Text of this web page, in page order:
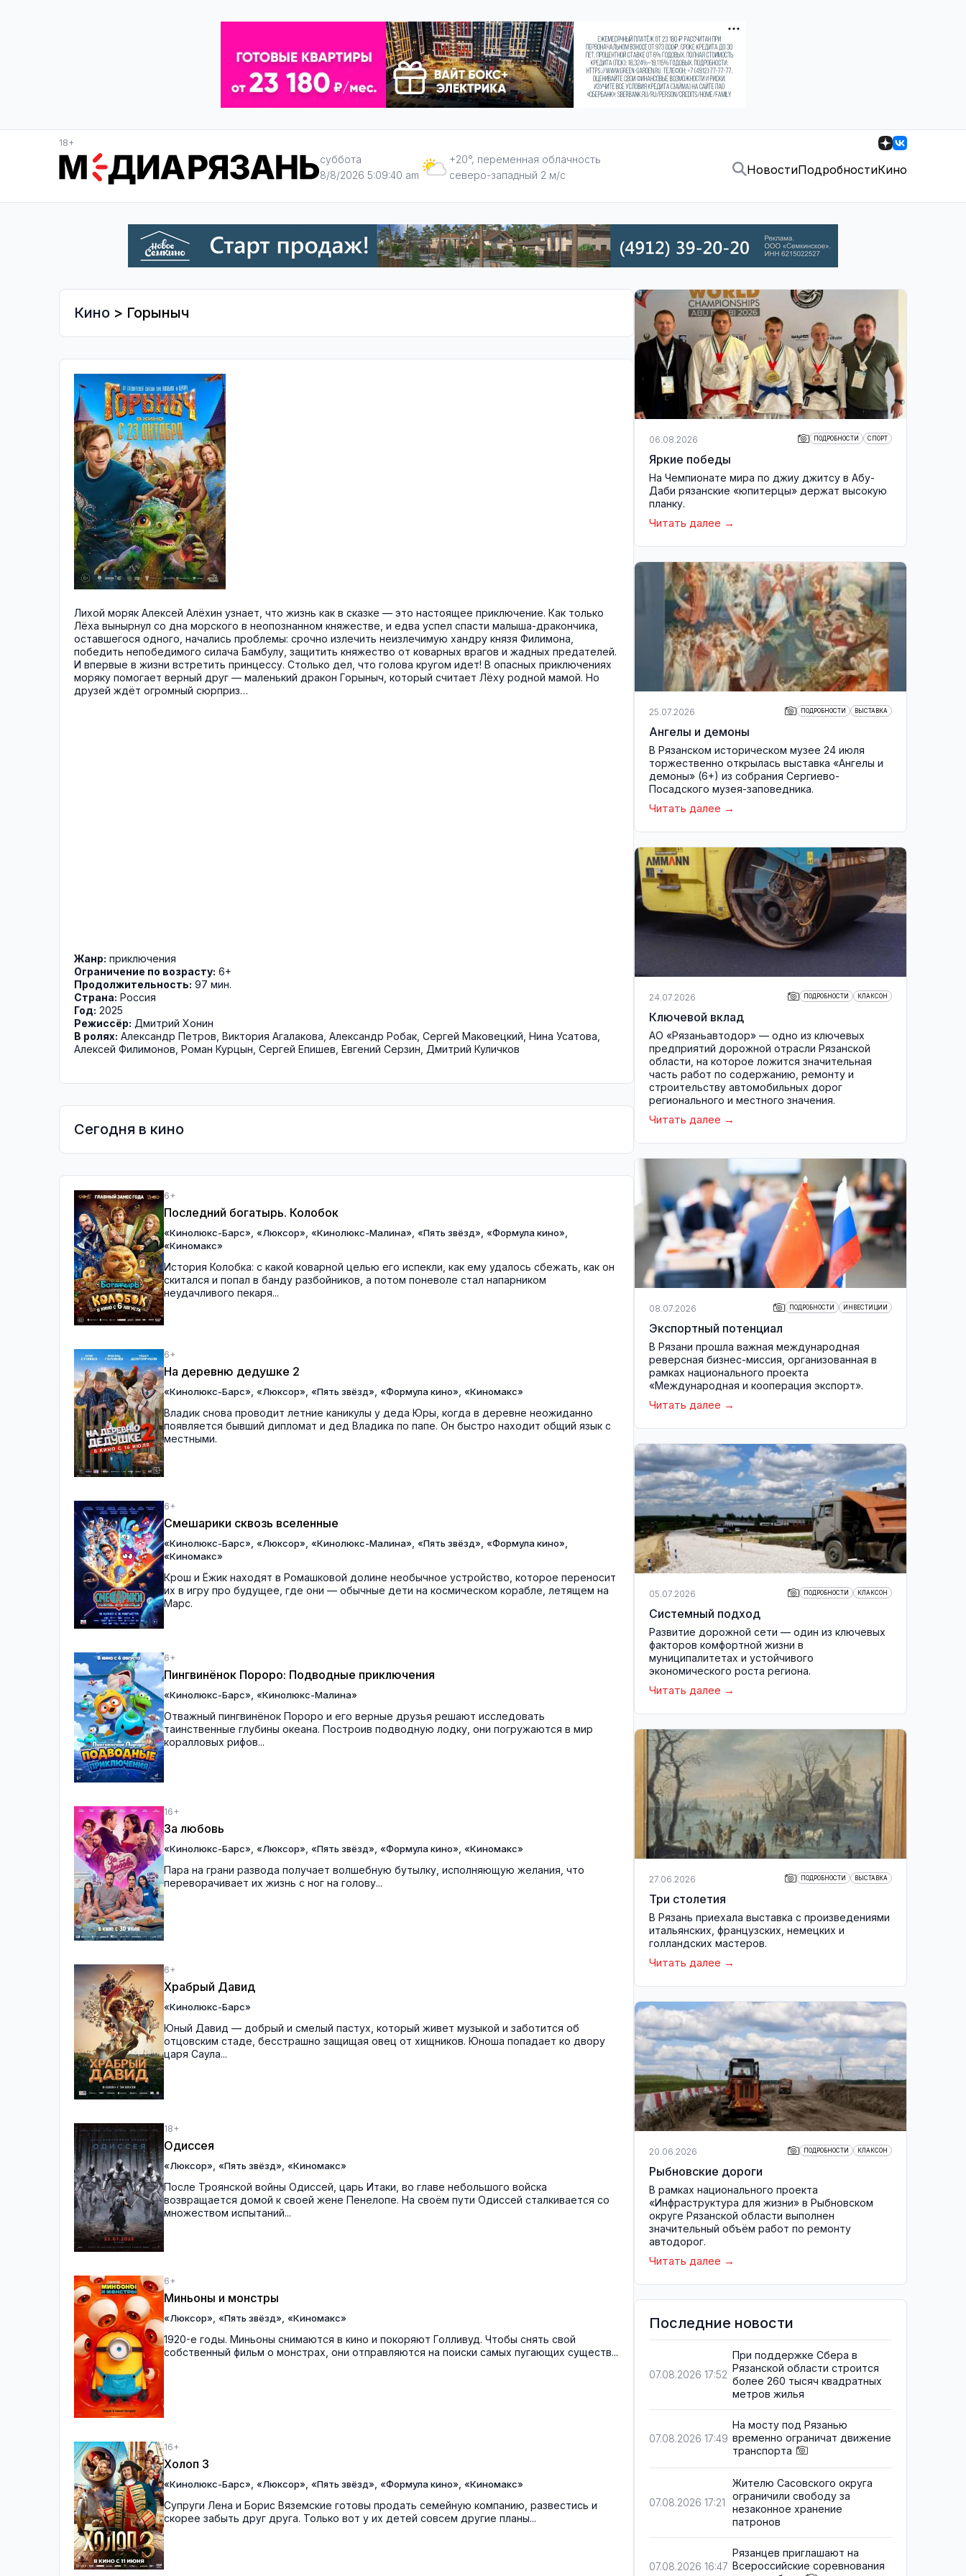
18+
суббота
8/8/2026 5:09:41 am
+20°, переменная облачность
северо-западный 2 м/с
НовостиПодробностиКино
Кино > Горыныч
Лихой моряк Алексей Алёхин узнает, что жизнь как в сказке — это настоящее приключение. Как только
Лёха вынырнул со дна морского в неопознанном княжестве, и едва успел спасти малыша-дракончика,
оставшегося одного, начались проблемы: срочно излечить неизлечимую хандру князя Филимона,
победить непобедимого силача Бамбулу, защитить княжество от коварных врагов и жадных предателей.
И впервые в жизни встретить принцессу. Столько дел, что голова кругом идет! В опасных приключениях
моряку помогает верный друг — маленький дракон Горыныч, который считает Лёху родной мамой. Но
друзей ждёт огромный сюрприз…
Жанр: приключения
Ограничение по возрасту: 6+
Продолжительность: 97 мин.
Страна: Россия
Год: 2025
Режиссёр: Дмитрий Хонин
В ролях: Александр Петров Виктория Агалакова Александр Робак Сергей Маковецкий Нина Усатова
Алексей Филимонов Роман Курцын Сергей Епишев Евгений Серзин Дмитрий Куличков
Сегодня в кино
6+
Последний богатырь. Колобок
«Кинолюкс-Барс» «Люксор» «Кинолюкс-Малина» «Пять звёзд» «Формула кино»
«Киномакс»
История Колобка: с какой коварной целью его испекли, как ему удалось сбежать, как он
скитался и попал в банду разбойников, а потом поневоле стал напарником
неудачливого пекаря...
6+
На деревню дедушке 2
«Кинолюкс-Барс» «Люксор» «Пять звёзд» «Формула кино» «Киномакс»
Владик снова проводит летние каникулы у деда Юры, когда в деревне неожиданно
появляется бывший дипломат и дед Владика по папе. Он быстро находит общий язык с
местными.
6+
Смешарики сквозь вселенные
«Кинолюкс-Барс» «Люксор» «Кинолюкс-Малина» «Пять звёзд» «Формула кино»
«Киномакс»
Крош и Ёжик находят в Ромашковой долине необычное устройство, которое переносит
их в игру про будущее, где они — обычные дети на космическом корабле, летящем на
Марс.
6+
Пингвинёнок Пороро: Подводные приключения
«Кинолюкс-Барс» «Кинолюкс-Малина»
Отважный пингвинёнок Пороро и его верные друзья решают исследовать
таинственные глубины океана. Построив подводную лодку, они погружаются в мир
коралловых рифов...
16+
За любовь
«Кинолюкс-Барс» «Люксор» «Пять звёзд» «Формула кино» «Киномакс»
Пара на грани развода получает волшебную бутылку, исполняющую желания, что
переворачивает их жизнь с ног на голову...
6+
Храбрый Давид
«Кинолюкс-Барс»
Юный Давид — добрый и смелый пастух, который живет музыкой и заботится об
отцовским стаде, бесстрашно защищая овец от хищников. Юноша попадает ко двору
царя Саула...
18+
Одиссея
«Люксор» «Пять звёзд» «Киномакс»
После Троянской войны Одиссей, царь Итаки, во главе небольшого войска
возвращается домой к своей жене Пенелопе. На своём пути Одиссей сталкивается со
множеством испытаний...
6+
Миньоны и монстры
«Люксор» «Пять звёзд» «Киномакс»
1920-е годы. Миньоны снимаются в кино и покоряют Голливуд. Чтобы снять свой
собственный фильм о монстрах, они отправляются на поиски самых пугающих существ...
16+
Холоп 3
«Кинолюкс-Барс» «Люксор» «Пять звёзд» «Формула кино» «Киномакс»
Супруги Лена и Борис Вяземские готовы продать семейную компанию, развестись и
скорее забыть друг друга. Только вот у их детей совсем другие планы...
06.08.2026 ПОДРОБНОСТИ СПОРТ
Яркие победы
На Чемпионате мира по джиу джитсу в Абу-
Даби рязанские «юпитерцы» держат высокую
планку.
Читать далее
25.07.2026 ПОДРОБНОСТИ ВЫСТАВКА
Ангелы и демоны
В Рязанском историческом музее 24 июля
торжественно открылась выставка «Ангелы и
демоны» (6+) из собрания Сергиево-
Посадского музея-заповедника.
Читать далее
24.07.2026 ПОДРОБНОСТИ КЛАКСОН
Ключевой вклад
АО «Рязаньавтодор» — одно из ключевых
предприятий дорожной отрасли Рязанской
области, на которое ложится значительная
часть работ по содержанию, ремонту и
строительству автомобильных дорог
регионального и местного значения.
Читать далее
08.07.2026 ПОДРОБНОСТИ ИНВЕСТИЦИИ
Экспортный потенциал
В Рязани прошла важная международная
реверсная бизнес-миссия, организованная в
рамках национального проекта
«Международная и кооперация экспорт».
Читать далее
05.07.2026 ПОДРОБНОСТИ КЛАКСОН
Системный подход
Развитие дорожной сети — один из ключевых
факторов комфортной жизни в
муниципалитетах и устойчивого
экономического роста региона.
Читать далее
27.06.2026 ПОДРОБНОСТИ ВЫСТАВКА
Три столетия
В Рязань приехала выставка с произведениями
итальянских, французских, немецких и
голландских мастеров.
Читать далее
20.06.2026 ПОДРОБНОСТИ КЛАКСОН
Рыбновские дороги
В рамках национального проекта
«Инфраструктура для жизни» в Рыбновском
округе Рязанской области выполнен
значительный объём работ по ремонту
автодорог.
Читать далее
Последние новости
07.08.2026 17:52
При поддержке Сбера в
Рязанской области строится
более 260 тысяч квадратных
метров жилья
07.08.2026 17:49
На мосту под Рязанью
временно ограничат движение
транспорта
07.08.2026 17:21
Жителю Сасовского округа
ограничили свободу за
незаконное хранение
патронов
07.08.2026 16:47
Рязанцев приглашают на
Всероссийские соревнования